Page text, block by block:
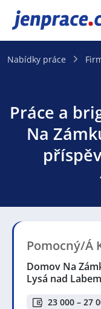
JenPráce.cz
Nabídky práce
Práce a
Na
Pomocný/Á
Domov Na
Lysá nad Labem
23 000 – 27